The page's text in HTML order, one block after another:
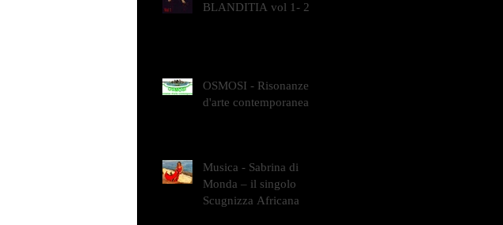
BLANDITIA vol 1- 2
OSMOSI - Risonanze
d'arte contemporanea
Musica - Sabrina di
Monda – il singolo
Scugnizza Africana